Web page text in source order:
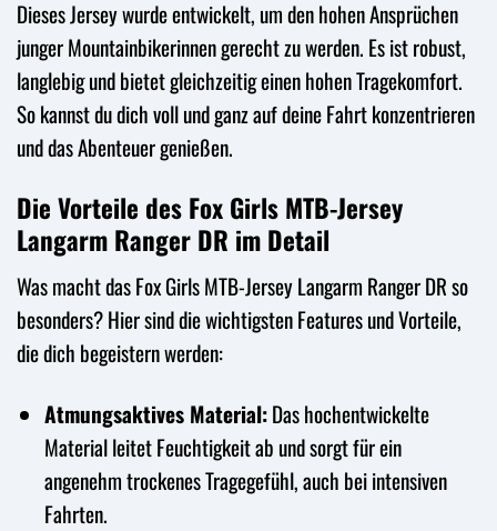
Dieses Jersey wurde entwickelt, um den hohen Ansprüchen
junger Mountainbikerinnen gerecht zu werden. Es ist robust,
langlebig und bietet gleichzeitig einen hohen Tragekomfort.
So kannst du dich voll und ganz auf deine Fahrt konzentrieren
und das Abenteuer genießen.
Die Vorteile des Fox Girls MTB-Jersey
Langarm Ranger DR im Detail
Was macht das Fox Girls MTB-Jersey Langarm Ranger DR so
besonders? Hier sind die wichtigsten Features und Vorteile,
die dich begeistern werden:
Atmungsaktives Material:Das hochentwickelte
Material leitet Feuchtigkeit ab und sorgt für ein
angenehm trockenes Tragegefühl, auch bei intensiven
Fahrten.